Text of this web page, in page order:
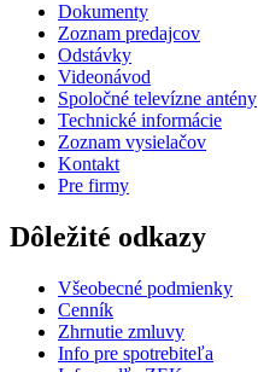
Dokumenty
Zoznam predajcov
Odstávky
Videonávod
Spoločné televízne antény
Technické informácie
Zoznam vysielačov
Kontakt
Pre firmy
Dôležité odkazy
Všeobecné podmienky
Cenník
Zhrnutie zmluvy
Info pre spotrebiteľa